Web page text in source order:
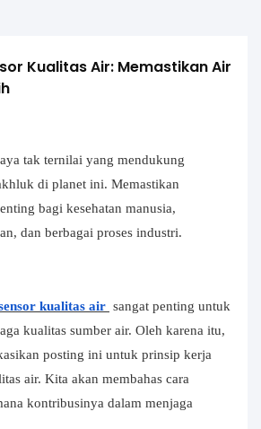
Kualitas Air: Memastikan Air
tak ternilai yang mendukung
di planet ini. Memastikan
bagi kesehatan manusia,
dan berbagai proses industri.
kualitas air sangat penting untuk
kualitas sumber air. Oleh karena itu,
posting ini untuk prinsip kerja
air. Kita akan membahas cara
kontribusinya dalam menjaga